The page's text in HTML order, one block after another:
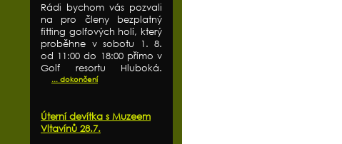
Rádi bychom vás pozvali
na pro členy bezplatný
fitting golfových holí, který
proběhne v sobotu 1. 8.
od 11:00 do 18:00 přímo v
Golf resortu Hluboká.
... dokončení
Úterní devítka s Muzeem
Vltavínů 28.7.